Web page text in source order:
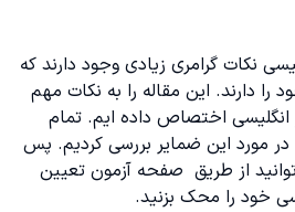
نکات گرامری زیادی وجود دارند که
دارند‌. این مقاله را به نکات مهم
انگلیسی اختصاص داده ایم. تمام
در مورد این ضمایر بررسی کردیم. پس
از طریق صفحه آزمون تعیین
خود را محک بزنید.